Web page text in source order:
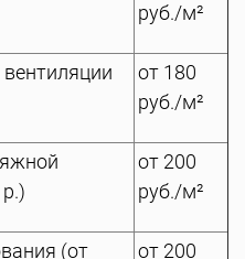
руб./м²
от 180
руб./м²
от 200
руб./м²
(от
от 200